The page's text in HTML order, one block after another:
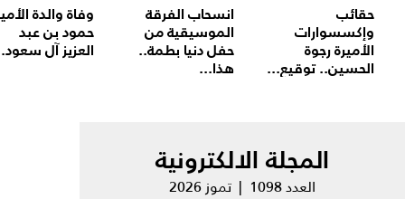
حقائب
وإكسسوارات
الأميرة رجوة
الحسين.. توقيع...
انسحاب الفرقة
الموسيقية من
حفل دنيا بطمة..
هذا...
وفاة والدة
حمود بن عبد
العزيز آل
المجلة الالكترونية
العدد 1098 | تموز 2026